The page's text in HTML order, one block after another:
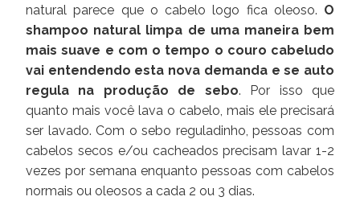
natural parece que o cabelo logo fica oleoso. O
shampoo natural limpa de uma maneira bem
mais suave e com o tempo o couro cabeludo
vai entendendo esta nova demanda e se auto
regula na produção de sebo. Por isso que
quanto mais você lava o cabelo, mais ele precisará
ser lavado. Com o sebo reguladinho, pessoas com
cabelos secos e/ou cacheados precisam lavar 1-2
vezes por semana enquanto pessoas com cabelos
normais ou oleosos a cada 2 ou 3 dias.